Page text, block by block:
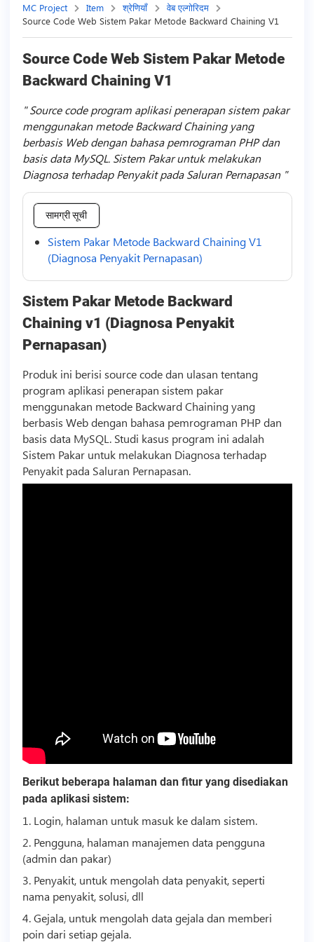
MC Project Item श्रेणियाँ
वेब एल्गोरिदम
Source Code Web Sistem Pakar Metode Backward Chaining V1
Source Code Web Sistem Pakar Metode
Backward Chaining V1
Source code program aplikasi penerapan sistem pakar
menggunakan metode Backward Chaining yang
berbasis Web dengan bahasa pemrograman PHP dan
basis data MySQL. Sistem Pakar untuk melakukan
Diagnosa terhadap Penyakit pada Saluran Pernapasan
सामग्री सूची
Sistem Pakar Metode Backward Chaining V1
(Diagnosa Penyakit Pernapasan)
Sistem Pakar Metode Backward
Chaining v1 (Diagnosa Penyakit
Pernapasan)
Produk ini berisi source codedan ulasan tentang
program aplikasi penerapan sistem pakar
menggunakan metode Backward Chaining yang
berbasis Web dengan bahasa pemrograman PHP dan
basis data MySQL. Studi kasus program ini adalah
Sistem Pakar untuk melakukan Diagnosa terhadap
Penyakit pada Saluran Pernapasan.
Berikut beberapa halaman dan fitur yang disediakan
pada aplikasi sistem:
1. Login, halaman untuk masuk ke dalam sistem.
2. Pengguna, halaman manajemen data pengguna
(admin dan pakar)
3. Penyakit, untuk mengolah data penyakit, seperti
nama penyakit, solusi, dll
4. Gejala, untuk mengolah data gejala dan memberi
poin dari setiap gejala.